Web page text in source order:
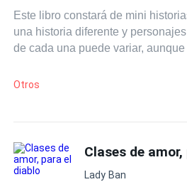
Este libro constará de mini
una historia diferente y
de cada una puede variar,
Otros
Clases de
Lady Ban